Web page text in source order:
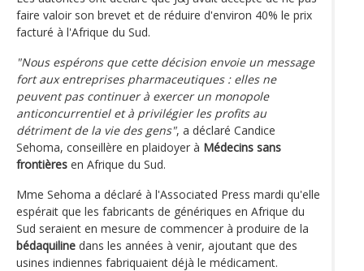
faire valoir son brevet et de réduire d'environ 40% le prix
facturé à l'Afrique du Sud.
"Nous espérons que cette décision envoie un message
fort aux entreprises pharmaceutiques : elles ne
peuvent pas continuer à exercer un monopole
anticoncurrentiel et à privilégier les profits au
détriment de la vie des gens", a déclaré Candice
Sehoma, conseillère en plaidoyer à Médecins sans
frontières en Afrique du Sud.
Mme Sehoma a déclaré à l'Associated Press mardi qu'elle
espérait que les fabricants de génériques en Afrique du
Sud seraient en mesure de commencer à produire de la
bédaquiline dans les années à venir, ajoutant que des
usines indiennes fabriquaient déjà le médicament.